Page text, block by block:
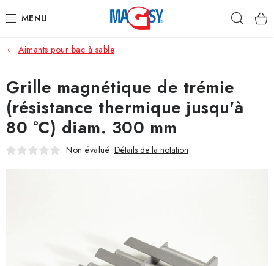
au
CATÉGORIE PRINCIPALE
ACCESSOIRES MAGNÉTIQUES
AIMANTS INDUSTRIELS
AUTRES AIMANTS
Aimants pour bac à sable
Grille magnétique de trémie
(résistance thermique jusqu'à
80 °C) diam. 300 mm
Non évalué Détails de la notation